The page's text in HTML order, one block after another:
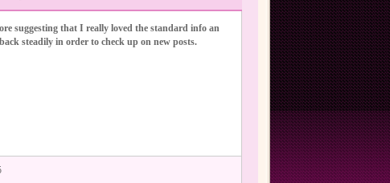
suggesting that I really loved the standard info an
steadily in order to check up on new posts.